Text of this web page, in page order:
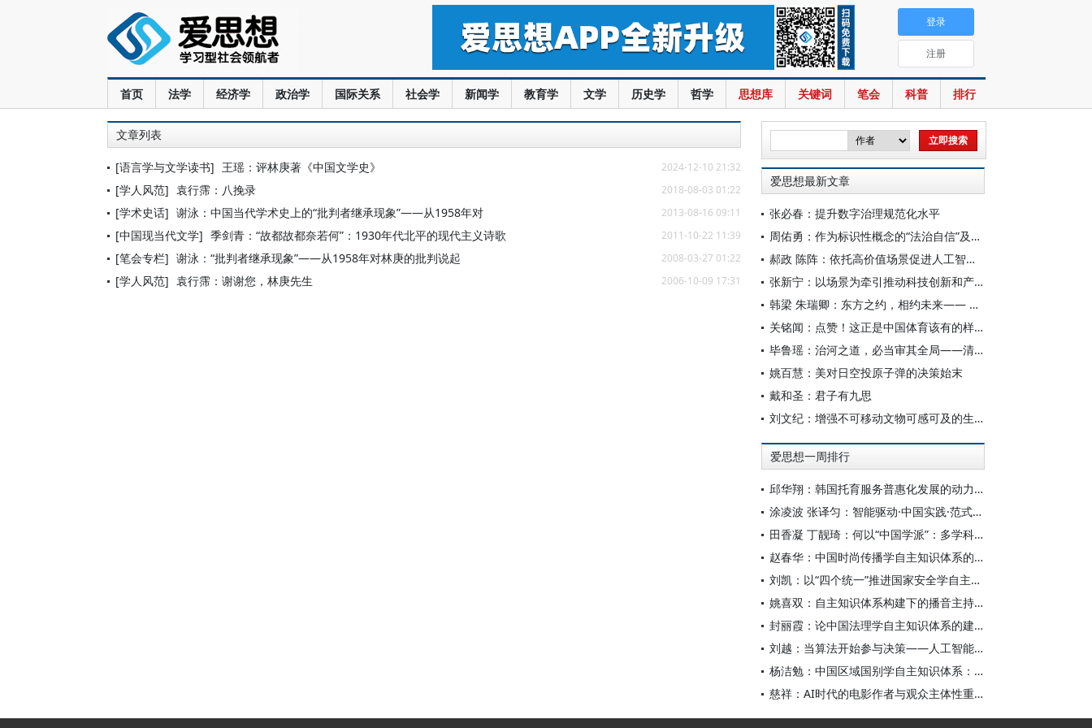
首页 法学 经济学 政治学 国际关系 社会学 新闻学 教育学 文学 历史学 哲学 思想库 关键词 笔会 科普 排行
登录
注册
文章列表
[语言学与文学读书] 王瑶：评林庚著《中国文学史》 2024-12-10 21:32
[学人风范] 袁行霈：八挽录 2018-08-03 01:22
[学术史话] 谢泳：中国当代学术史上的“批判者继承现象”——从1958年对 2013-08-16 09:11
[中国现当代文学] 季剑青：“故都故都奈若何”：1930年代北平的现代主义诗歌 2011-10-22 11:39
[笔会专栏] 谢泳：“批判者继承现象”——从1958年对林庚的批判说起 2008-03-27 01:22
[学人风范] 袁行霈：谢谢您，林庚先生 2006-10-09 17:31
爱思想最新文章
张必春：提升数字治理规范化水平
周佑勇：作为标识性概念的“法治自信”及其时代意蕴
郝政 陈阵：依托高价值场景促进人工智能高质量数据集建设
张新宁：以场景为牵引推动科技创新和产业创新深度融合
韩梁 朱瑞卿：东方之约，相约未来—— 中国元首外交的世界情怀与大国气派
关铭闻：点赞！这正是中国体育该有的样子
毕鲁瑶：治河之道，必当审其全局——清代靳辅的治水理念与实践
姚百慧：美对日空投原子弹的决策始末
戴和圣：君子有九思
刘文纪：增强不可移动文物可感可及的生命力
爱思想一周排行
邱华翔：韩国托育服务普惠化发展的动力机制、制度路径与政策效应
涂凌波 张译匀：智能驱动·中国实践·范式创新：“构建中国新闻传播学自主知识体系”专题研讨会综述
田香凝 丁靓琦：何以“中国学派”：多学科视野下中国特色新闻传播学建设的研究
赵春华：中国时尚传播学自主知识体系的内在逻辑与实践路径
刘凯：以“四个统一”推进国家安全学自主知识体系构建
姚喜双：自主知识体系构建下的播音主持高等专业教育研究
封丽霞：论中国法理学自主知识体系的建构
刘越：当算法开始参与决策——人工智能重塑全球治理的底层逻辑
杨洁勉：中国区域国别学自主知识体系：本原、借鉴和建构
慈祥：AI时代的电影作者与观众主体性重构